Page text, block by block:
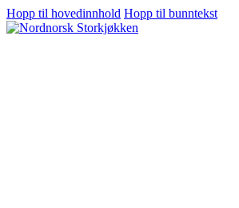
Hopp til hovedinnhold Hopp til bunntekst